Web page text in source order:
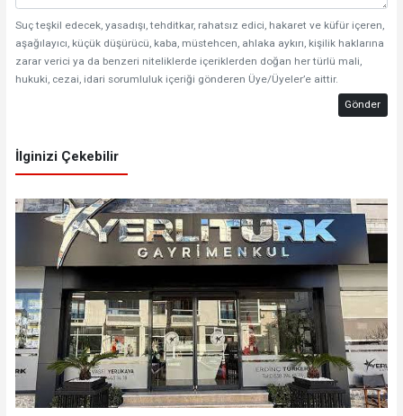
Suç teşkil edecek, yasadışı, tehditkar, rahatsız edici, hakaret ve küfür içeren,
aşağılayıcı, küçük düşürücü, kaba, müstehcen, ahlaka aykırı, kişilik haklarına
zarar verici ya da benzeri niteliklerde içeriklerden doğan her türlü mali,
hukuki, cezai, idari sorumluluk içeriği gönderen Üye/Üyeler’e aittir.
Gönder
İlginizi Çekebilir